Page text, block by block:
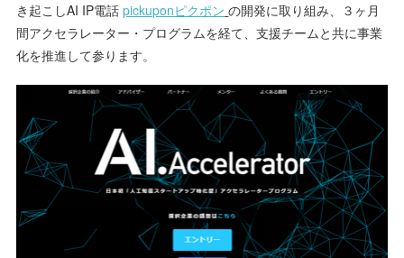
き起こしAI IP電話pickuponピクポン の開発に取り組み、３ヶ月
間アクセラレーター・プログラムを経て、支援チームと共に事業
化を推進して参ります。